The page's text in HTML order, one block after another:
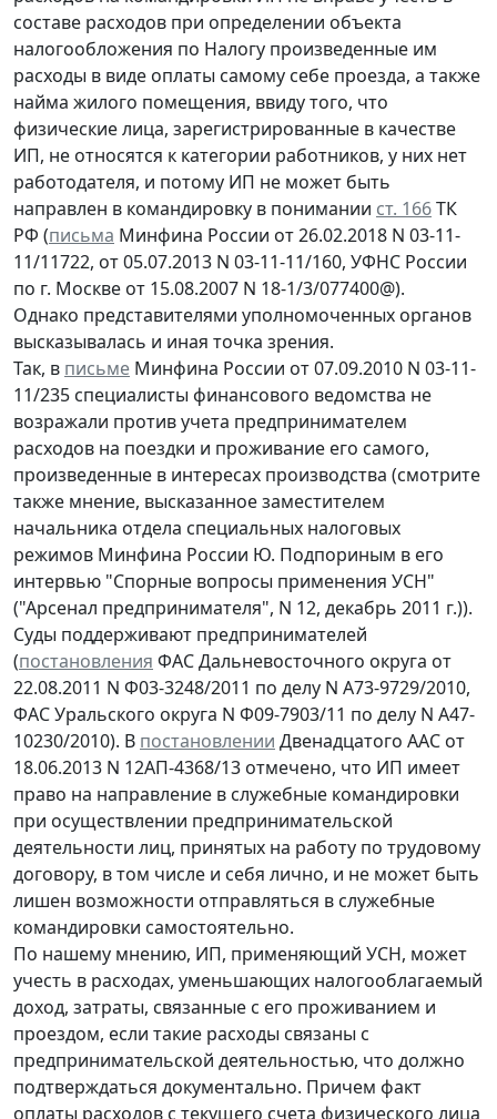
составе расходов при определении объекта
налогообложения по Налогу произведенные им
расходы в виде оплаты самому себе проезда, а также
найма жилого помещения, ввиду того, что
физические лица, зарегистрированные в качестве
ИП, не относятся к категории работников, у них нет
работодателя, и потому ИП не может быть
направлен в командировку в понимании ст. 166ТК
РФ (письма Минфина России от 26.02.2018 N 03-11-
11/11722, от 05.07.2013 N 03-11-11/160, УФНС России
по г. Москве от 15.08.2007 N 18-1/3/077400@).
Однако представителями уполномоченных органов
высказывалась и иная точка зрения.
Так, в письме Минфина России от 07.09.2010 N 03-11-
11/235 специалисты финансового ведомства не
возражали против учета предпринимателем
расходов на поездки и проживание его самого,
произведенные в интересах производства (смотрите
также мнение, высказанное заместителем
начальника отдела специальных налоговых
режимов Минфина России Ю. Подпориным в его
интервью "Спорные вопросы применения УСН"
("Арсенал предпринимателя", N 12, декабрь 2011 г.)).
Суды поддерживают предпринимателей
(постановления ФАС Дальневосточного округа от
22.08.2011 N Ф03-3248/2011 по делу N А73-9729/2010,
ФАС Уральского округа N Ф09-7903/11 по делу N А47-
10230/2010). В постановлении Двенадцатого ААС от
18.06.2013 N 12АП-4368/13 отмечено, что ИП имеет
право на направление в служебные командировки
при осуществлении предпринимательской
деятельности лиц, принятых на работу по трудовому
договору, в том числе и себя лично, и не может быть
лишен возможности отправляться в служебные
командировки самостоятельно.
По нашему мнению, ИП, применяющий УСН, может
учесть в расходах, уменьшающих налогооблагаемый
доход, затраты, связанные с его проживанием и
проездом, если такие расходы связаны с
предпринимательской деятельностью, что должно
подтверждаться документально. Причем факт
оплаты расходов с текущего счета физического лица